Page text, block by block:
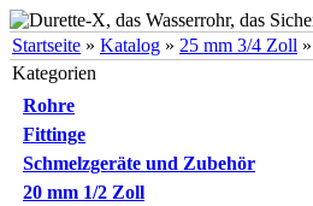
Startseite » Katalog » 25 mm 3/4 Zoll »
Kategorien
Rohre
Fittinge
Schmelzgeräte und Zubehör
20 mm 1/2 Zoll